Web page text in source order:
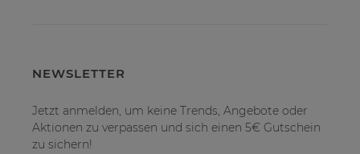
NEWSLETTER
Jetzt anmelden, um keine Trends, Angebote oder
Aktionen zu verpassen und sich einen 5€ Gutschein
zu sichern!